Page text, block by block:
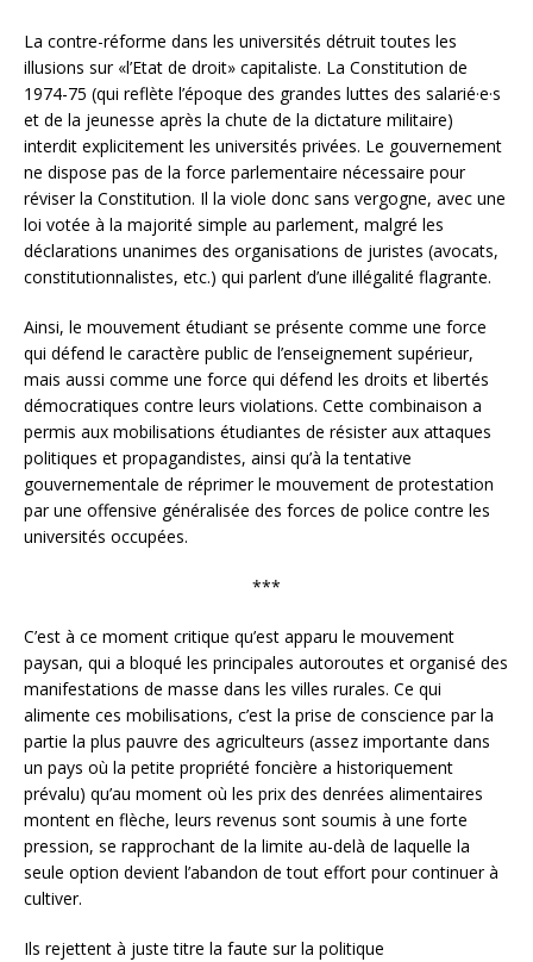
La contre-réforme dans les universités détruit toutes les
illusions sur «l’Etat de droit» capitaliste. La Constitution de
1974-75 (qui reflète l’époque des grandes luttes des salarié·e·s
et de la jeunesse après la chute de la dictature militaire)
interdit explicitement les universités privées. Le gouvernement
ne dispose pas de la force parlementaire nécessaire pour
réviser la Constitution. Il la viole donc sans vergogne, avec une
loi votée à la majorité simple au parlement, malgré les
déclarations unanimes des organisations de juristes (avocats,
constitutionnalistes, etc.) qui parlent d’une illégalité flagrante.
Ainsi, le mouvement étudiant se présente comme une force
qui défend le caractère public de l’enseignement supérieur,
mais aussi comme une force qui défend les droits et libertés
démocratiques contre leurs violations. Cette combinaison a
permis aux mobilisations étudiantes de résister aux attaques
politiques et propagandistes, ainsi qu’à la tentative
gouvernementale de réprimer le mouvement de protestation
par une offensive généralisée des forces de police contre les
universités occupées.
***
C’est à ce moment critique qu’est apparu le mouvement
paysan, qui a bloqué les principales autoroutes et organisé des
manifestations de masse dans les villes rurales. Ce qui
alimente ces mobilisations, c’est la prise de conscience par la
partie la plus pauvre des agriculteurs (assez importante dans
un pays où la petite propriété foncière a historiquement
prévalu) qu’au moment où les prix des denrées alimentaires
montent en flèche, leurs revenus sont soumis à une forte
pression, se rapprochant de la limite au-delà de laquelle la
seule option devient l’abandon de tout effort pour continuer à
cultiver.
Ils rejettent à juste titre la faute sur la politique